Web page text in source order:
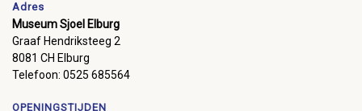
Adres
Museum Sjoel Elburg
Graaf Hendriksteeg 2
8081 CH Elburg
Telefoon: 0525 685564
OPENINGSTIJDEN